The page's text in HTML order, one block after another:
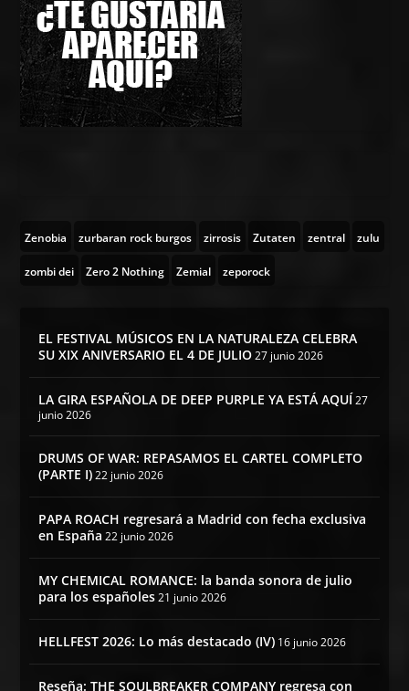
Zenobia zurbaran rock burgos zirrosis Zutaten zentral zulu
zombi dei Zero 2 Nothing Zemial zeporock
EL FESTIVAL MÚSICOS EN LA NATURALEZA CELEBRA
SU XIX ANIVERSARIO EL 4 DE JULIO 27 junio 2026
LA GIRA ESPAÑOLA DE DEEP PURPLE YA ESTÁ AQUÍ 27
junio 2026
DRUMS OF WAR: REPASAMOS EL CARTEL COMPLETO
(PARTE I) 22 junio 2026
PAPA ROACH regresará a Madrid con fecha exclusiva
en España 22 junio 2026
MY CHEMICAL ROMANCE: la banda sonora de julio
para los españoles 21 junio 2026
HELLFEST 2026: Lo más destacado (IV) 16 junio 2026
Reseña: THE SOULBREAKER COMPANY regresa con